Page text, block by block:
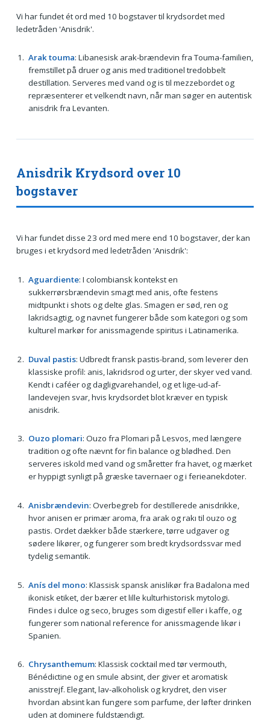
Vi har fundet ét ord med 10 bogstaver til krydsordet med
ledetråden 'Anisdrik'.
Arak touma: Libanesisk arak-brændevin fra Touma-familien,
fremstillet på druer og anis med traditionel tredobbelt
destillation. Serveres med vand og is til mezzebordet og
repræsenterer et velkendt navn, når man søger en autentisk
anisdrik fra Levanten.
Anisdrik Krydsord over 10
bogstaver
Vi har fundet disse 23 ord med mere end 10 bogstaver, der kan
bruges i et krydsord med ledetråden 'Anisdrik':
Aguardiente: I colombiansk kontekst en
sukkerrørsbrændevin smagt med anis, ofte festens
midtpunkt i shots og delte glas. Smagen er sød, ren og
lakridsagtig, og navnet fungerer både som kategori og som
kulturel markør for anissmagende spiritus i Latinamerika.
Duval pastis: Udbredt fransk pastis-brand, som leverer den
klassiske profil: anis, lakridsrod og urter, der skyer ved vand.
Kendt i caféer og dagligvarehandel, og et lige-ud-af-
landevejen svar, hvis krydsordet blot kræver en typisk
anisdrik.
Ouzo plomari: Ouzo fra Plomari på Lesvos, med længere
tradition og ofte nævnt for fin balance og blødhed. Den
serveres iskold med vand og småretter fra havet, og mærket
er hyppigt synligt på græske tavernaer og i ferieanekdoter.
Anisbrændevin: Overbegreb for destillerede anisdrikke,
hvor anisen er primær aroma, fra arak og rakı til ouzo og
pastis. Ordet dækker både stærkere, tørre udgaver og
sødere likører, og fungerer som bredt krydsordssvar med
tydelig semantik.
Anís del mono: Klassisk spansk anislikør fra Badalona med
ikonisk etiket, der bærer et lille kulturhistorisk mytologi.
Findes i dulce og seco, bruges som digestif eller i kaffe, og
fungerer som national reference for anissmagende likør i
Spanien.
Chrysanthemum: Klassisk cocktail med tør vermouth,
Bénédictine og en smule absint, der giver et aromatisk
anisstrejf. Elegant, lav-alkoholisk og krydret, den viser
hvordan absint kan fungere som parfume, der løfter drinken
uden at dominere fuldstændigt.